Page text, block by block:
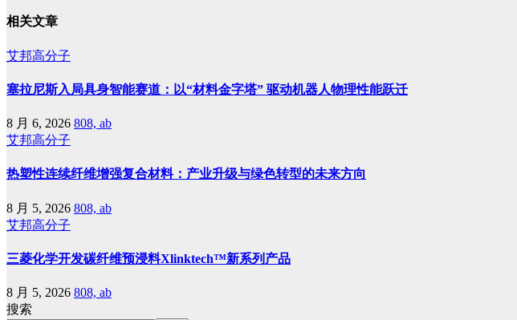
相关文章
艾邦高分子
塞拉尼斯入局具身智能赛道：以“材料金字塔” 驱动机器人物理性能跃迁
8 月 6, 2026 808, ab
艾邦高分子
热塑性连续纤维增强复合材料：产业升级与绿色转型的未来方向
8 月 5, 2026 808, ab
艾邦高分子
三菱化学开发碳纤维预浸料Xlinktech™新系列产品
8 月 5, 2026 808, ab
搜索